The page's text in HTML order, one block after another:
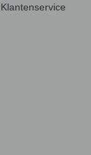
Klantenservice